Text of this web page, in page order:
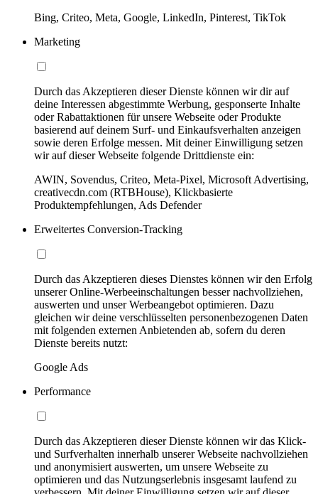
Bing, Criteo, Meta, Google, LinkedIn, Pinterest, TikTok
Marketing
Durch das Akzeptieren dieser Dienste können wir dir auf
deine Interessen abgestimmte Werbung, gesponserte Inhalte
oder Rabattaktionen für unsere Webseite oder Produkte
basierend auf deinem Surf- und Einkaufsverhalten anzeigen
sowie deren Erfolge messen. Mit deiner Einwilligung setzen
wir auf dieser Webseite folgende Drittdienste ein:
AWIN, Sovendus, Criteo, Meta-Pixel, Microsoft Advertising,
creativecdn.com (RTBHouse), Klickbasierte
Produktempfehlungen, Ads Defender
Erweitertes Conversion-Tracking
Durch das Akzeptieren dieses Dienstes können wir den Erfolg
unserer Online-Werbeeinschaltungen besser nachvollziehen,
auswerten und unser Werbeangebot optimieren. Dazu
gleichen wir deine verschlüsselten personenbezogenen Daten
mit folgenden externen Anbietenden ab, sofern du deren
Dienste bereits nutzt:
Google Ads
Performance
Durch das Akzeptieren dieser Dienste können wir das Klick-
und Surfverhalten innerhalb unserer Webseite nachvollziehen
und anonymisiert auswerten, um unsere Webseite zu
optimieren und das Nutzungserlebnis insgesamt laufend zu